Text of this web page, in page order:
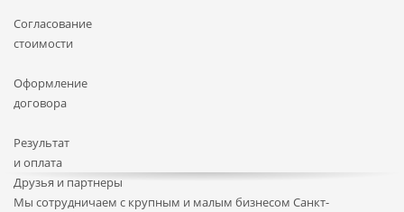
Согласование
стоимости
Оформление
договора
Результат
и оплата
Друзья и партнеры
Мы сотрудничаем с крупным и малым бизнесом Санкт-